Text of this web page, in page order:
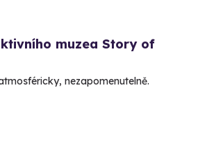
muzea Story of
nezapomenutelně.